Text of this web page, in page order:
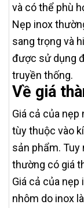
và có thể phù
Nẹp inox
sang trọng và
được sử dụng
truyền thống.
Về giá
Giá cả của nẹp
tùy thuộc vào
sản phẩm. Tuy
thường có giá
Giá cả của
nhôm do inox